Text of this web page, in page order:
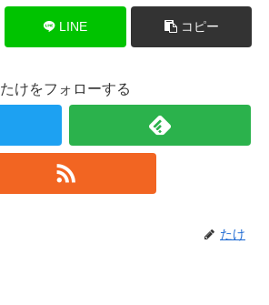
LINE コピー
たけをフォローする
たけ